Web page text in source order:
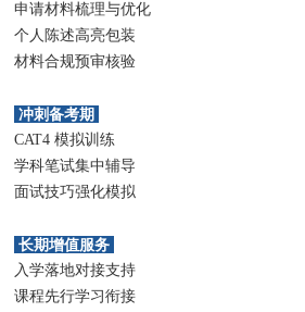
申请材料梳理与优化
个人陈述高亮包装
材料合规预审核验
冲刺备考期
CAT4 模拟训练
学科笔试集中辅导
面试技巧强化模拟
长期增值服务
入学落地对接支持
课程先行学习衔接